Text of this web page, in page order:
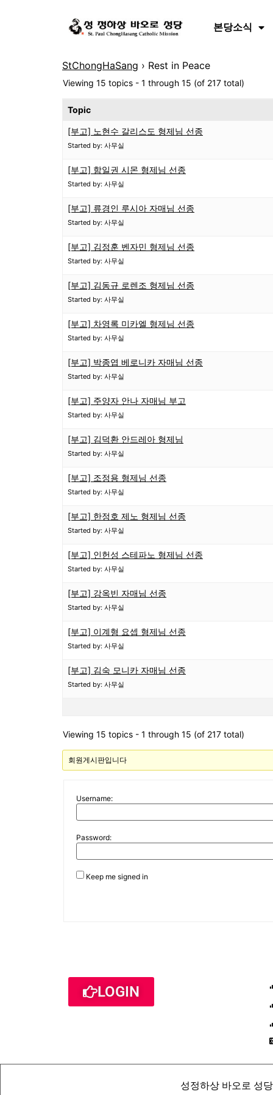
본당소식
StChongHaSang › Rest in Peace
Viewing 15 topics - 1 through 15 (of 217 total)
Topic
[부고] 노현수 갈리스도 형제님 선종
Started by: 사무실
[부고] 함일권 시몬 형제님 선종
Started by: 사무실
[부고] 류경인 루시아 자매님 선종
Started by: 사무실
[부고] 김정훈 벤자민 형제님 선종
Started by: 사무실
[부고] 김동규 로렌조 형제님 선종
Started by: 사무실
[부고] 차영록 미카엘 형제님 선종
Started by: 사무실
[부고] 박종엽 베로니카 자매님 선종
Started by: 사무실
[부고] 주양자 안나 자매님 부고
Started by: 사무실
[부고] 김덕환 안드레아 형제님
Started by: 사무실
[부고] 조정용 형제님 선종
Started by: 사무실
[부고] 한정호 제노 형제님 선종
Started by: 사무실
[부고] 인헌성 스테파노 형제님 선종
Started by: 사무실
[부고] 강옥빈 자매님 선종
Started by: 사무실
[부고] 이계형 요셉 형제님 선종
Started by: 사무실
[부고] 김숙 모니카 자매님 선종
Started by: 사무실
Viewing 15 topics - 1 through 15 (of 217 total)
회원게시판입니다
Username:
Password:
Keep me signed in
LOGIN
성정하상 바오로 성